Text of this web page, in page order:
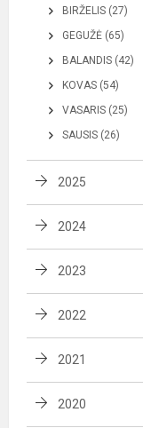
BIRŽELIS (27)
GEGUŽĖ (65)
BALANDIS (42)
KOVAS (54)
VASARIS (25)
SAUSIS (26)
2025
2024
2023
2022
2021
2020